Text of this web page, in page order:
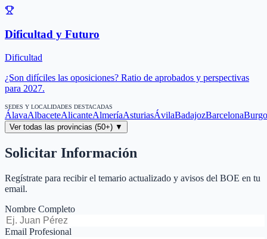
Dificultad y Futuro
Dificultad
¿Son difíciles las oposiciones? Ratio de aprobados y perspectivas
para 2027.
SEDES Y LOCALIDADES DESTACADAS
ÁlavaAlbaceteAlicanteAlmeríaAsturiasÁvilaBadajozBarcelona
Ver todas las provincias (50+) ▼
Solicitar Información
Regístrate para recibir el temario actualizado y avisos del BOE en tu
email.
Nombre Completo
Email Profesional